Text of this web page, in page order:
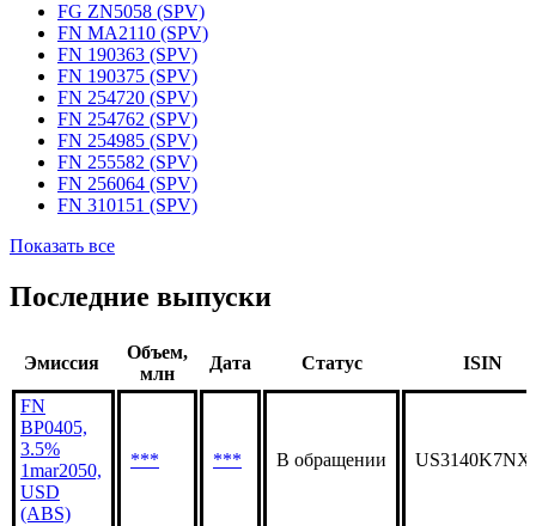
FG ZN5058 (SPV)
FN MA2110 (SPV)
FN 190363 (SPV)
FN 190375 (SPV)
FN 254720 (SPV)
FN 254762 (SPV)
FN 254985 (SPV)
FN 255582 (SPV)
FN 256064 (SPV)
FN 310151 (SPV)
Показать все
Последние выпуски
Эмиссия
Объем,
млн
Дата Статус ISIN
FN
BP0405,
3.5%
1mar2050,
USD
(ABS)
*** *** В обращении